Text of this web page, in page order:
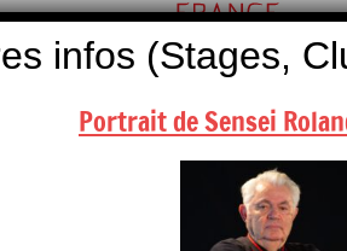
Taï
BOUTIQUES NOUS
infos (Stages,
Portrait de Sensei